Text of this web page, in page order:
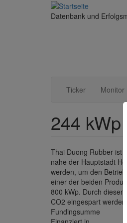
Datenbank und
Ticker Monitor
244
Thai Duong Rubber ist
nahe der Hauptstadt
werden, um den
einer der beiden
800 kWp. Durch
CO2 eingespart
Fundingsumme